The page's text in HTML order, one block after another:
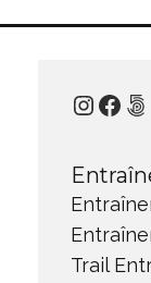
Trail